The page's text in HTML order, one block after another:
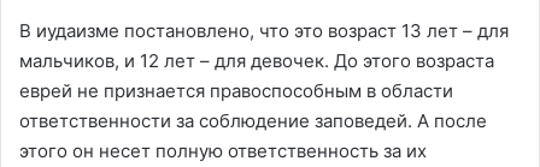
В иудаизме постановлено, что это возраст 13 лет – для
мальчиков, и 12 лет – для девочек. До этого возраста
еврей не признается правоспособным в области
ответственности за соблюдение заповедей. А после
этого он несет полную ответственность за их